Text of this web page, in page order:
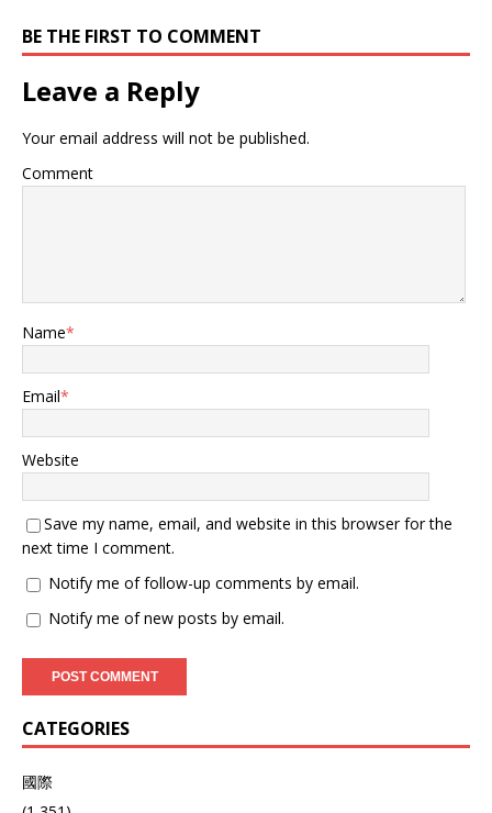
BE THE FIRST TO COMMENT
Leave a Reply
Your email address will not be published.
Comment
Name*
Email*
Website
Save my name, email, and website in this browser for the
next time I comment.
Notify me of follow-up comments by email.
Notify me of new posts by email.
CATEGORIES
國際